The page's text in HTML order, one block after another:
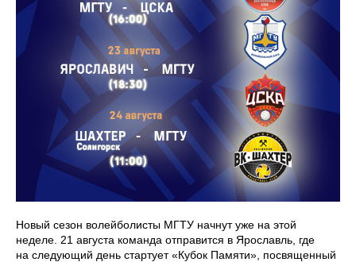
Новый сезон волейболисты МГТУ начнут уже на этой
неделе. 21 августа команда отправится в Ярославль, где
на следующий день стартует «Кубок Памяти», посвященный